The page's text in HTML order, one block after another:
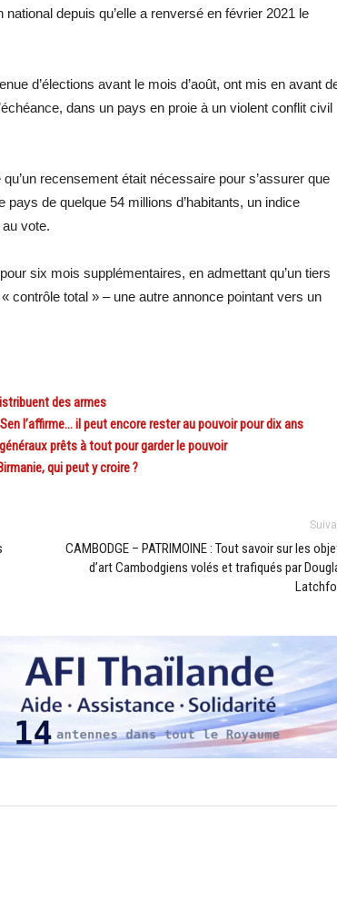
depuis qu’elle a renversé en février 2021 le
d’élections avant le mois d’août, ont mis en avant
dans un pays en proie à un violent conflit civil
recensement était nécessaire pour s’assurer que
de quelque 54 millions d’habitants, un indice
vote.
six mois supplémentaires, en admettant qu’un tiers
contrôle total » – une autre annonce pointant vers un
des armes
l’affirme… il peut encore rester au pouvoir pour dix ans
généraux prêts à tout pour garder le pouvoir
qui peut y croire ?
CAMBODGE – PATRIMOINE : Tout savoir sur les
d’art Cambodgiens volés et trafiqués par